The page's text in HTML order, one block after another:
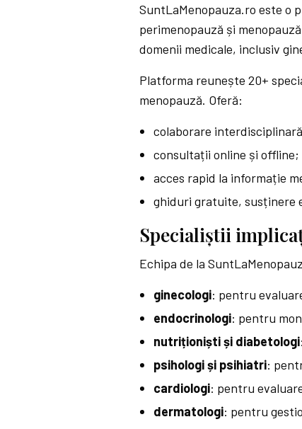
SuntLaMenopauza.ro este o
perimenopauză și
domenii medicale, inclusiv
Platforma reunește 20+
menopauză. Oferă:
colaborare
consultații online și offline;
acces rapid la informație
ghiduri gratuite, susținere
Specialiștii
Echipa de la
ginecologi: pentru
endocrinologi: pentru
nutriționiști și diabetologi
psihologi și psihiatri:
cardiologi: pentru
dermatologi: pentru